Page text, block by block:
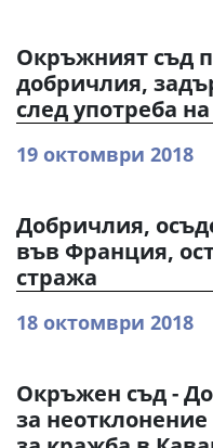
Окръжният съд
добричлия,
след употреба
19 октомври 2018
Добричлия,
във Франция,
стража
18 октомври 2018
Окръжен съд -
за